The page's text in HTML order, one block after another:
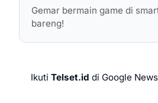
Gemar bermain game di
bareng!
Ikuti Telset.id di Google News